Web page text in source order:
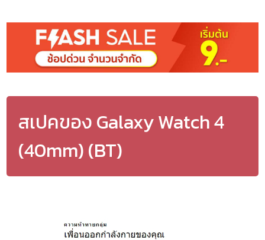
สเปคของ Galaxy Watch 4
(40mm) (BT)